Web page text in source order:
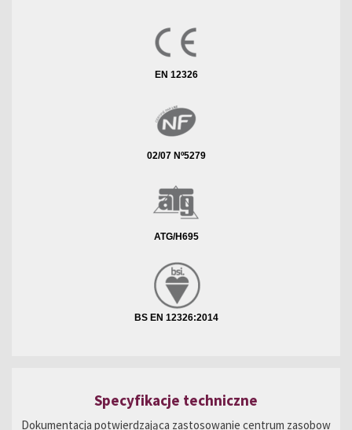
EN 12326
02/07 Nº5279
ATG/H695
BS EN 12326:2014
Specyfikacje techniczne
Dokumentacja potwierdzająca zastosowanie centrum zasobow